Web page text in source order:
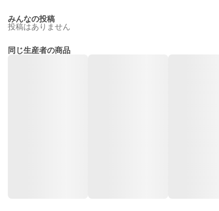
みんなの投稿
投稿はありません
同じ生産者の商品